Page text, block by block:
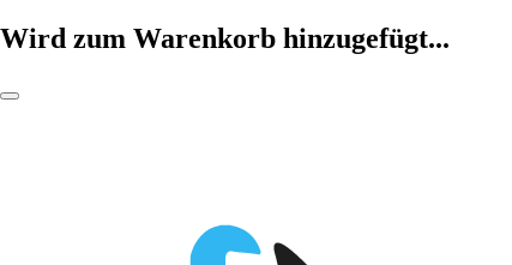
Wird zum Warenkorb hinzugefügt...